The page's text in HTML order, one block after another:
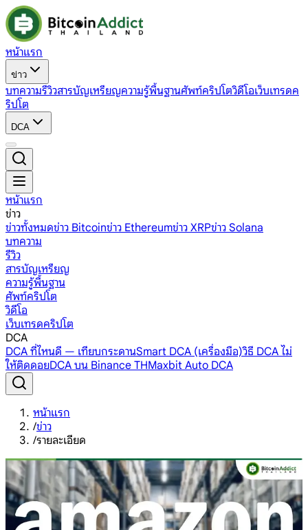
หน้าแรก
ข่าว
บทความรีวิวสารบัญเหรียญความรู้พื้นฐานศัพท์คริปโตวิดีโอเว็บเทรดค
ริปโต
DCA
หน้าแรก
ข่าว
ข่าวทั้งหมดข่าว Bitcoinข่าว Ethereumข่าว XRPข่าว Solana
บทความ
รีวิว
สารบัญเหรียญ
ความรู้พื้นฐาน
ศัพท์คริปโต
วิดีโอ
เว็บเทรดคริปโต
DCA
DCA ที่ไหนดี — เทียบกระดานSmart DCA (เครื่องมือ)วิธี DCA ไม่
ให้ติดดอยDCA บน Binance THMaxbit Auto DCA
หน้าแรก
/ข่าว
/รายละเอียด